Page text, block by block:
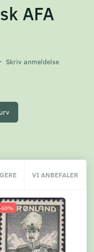
AFA
Skriv anmeldelse
VI ANBEFALER
-50%